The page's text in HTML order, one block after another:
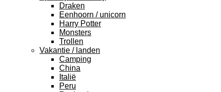
Draken
Eenhoorn / unicorn
Harry Potter
Monsters
Trollen
Vakantie / landen
Camping
China
Italië
Peru